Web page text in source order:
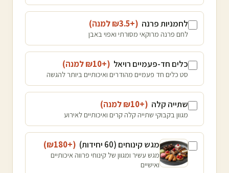
לחמניות פרנה (+₪
3.5 למנה)
לחם פרנה מרוקאי מסורתי ואפוי באבן
כלים חד-פעמיים רויאל (+₪
10 למנה)
סט כלים חד פעמיים מהודרים ואיכותיים ביותר להגשה
שתייה קלה (+₪
10 למנה)
מגוון בקבוקי שתייה קלה קרים ואיכותיים לאירוע
מגש קינוחים (60 יחידות) (+₪
180
)
מגש עשיר ומגוון של קינוחי פרווה איכותיים
ואישיים